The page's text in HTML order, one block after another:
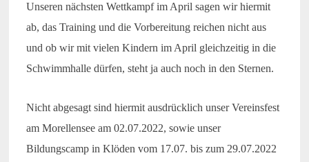
Unseren nächsten Wettkampf im April sagen wir hiermit
ab, das Training und die Vorbereitung reichen nicht aus
und ob wir mit vielen Kindern im April gleichzeitig in die
Schwimmhalle dürfen, steht ja auch noch in den Sternen.
Nicht abgesagt sind hiermit ausdrücklich unser Vereinsfest
am Morellensee am 02.07.2022, sowie unser
Bildungscamp in Klöden vom 17.07. bis zum 29.07.2022